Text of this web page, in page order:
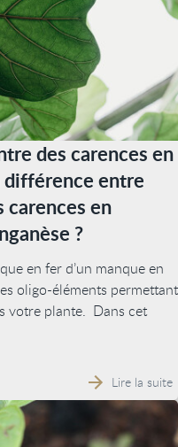
des carences en
différence entre
carences en
?
en fer d’un manque en
oligo-éléments permettant
votre plante. Dans cet
Lire la suite